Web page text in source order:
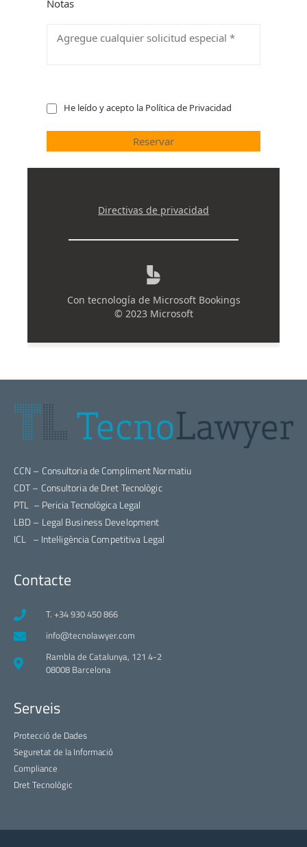
CCN – Consultoria de Compliment Normatiu
CDT – Consultoria de Dret Tecnològic
PTL – Pericia Tecnològica Legal
LBD – Legal Business Development
ICL – Intel·ligència Competitiva Legal
Contacte
T. +34 930 450 866
info@tecnolawyer.com
Rambla de Catalunya, 121 4-2
08008 Barcelona
Serveis
Protecció de Dades
Seguretat de la Informació
Compliance
Dret Tecnològic